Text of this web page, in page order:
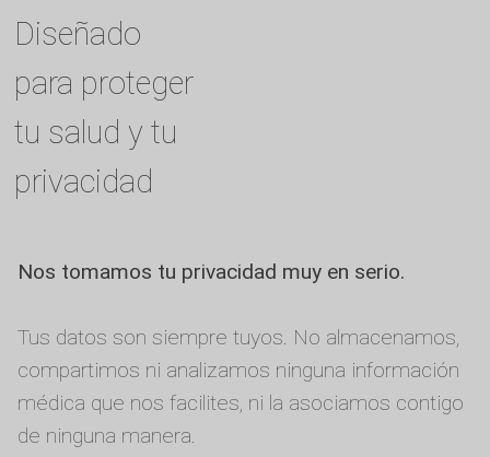
Diseñado
para proteger
tu salud y tu
privacidad
Nos tomamos tu privacidad muy en serio.
Tus datos son siempre tuyos. No almacenamos,
compartimos ni analizamos ninguna información
médica que nos facilites, ni la asociamos contigo
de ninguna manera.